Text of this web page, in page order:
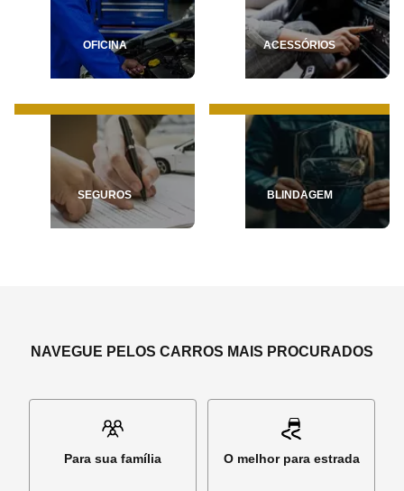
OFICINA ACESSÓRIOS
SEGUROS BLINDAGEM
NAVEGUE PELOS CARROS MAIS PROCURADOS
Para sua família O melhor para estrada